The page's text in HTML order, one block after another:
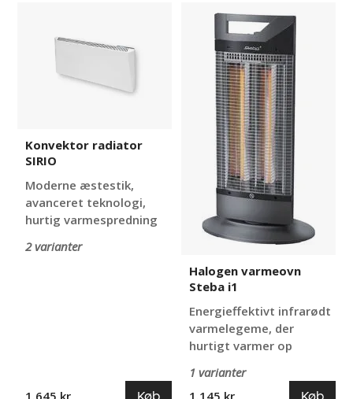
Konvektor radiator
SIRIO
Moderne æstestik,
avanceret teknologi,
hurtig varmespredning
2 varianter
Halogen
varmeovn
Halogen varmeovn
Steba i1
Energieffektivt infrarødt
varmelegeme, der
hurtigt varmer op
1 varianter